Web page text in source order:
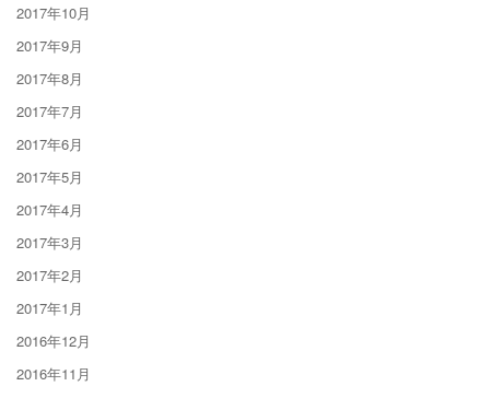
2017年10月
2017年9月
2017年8月
2017年7月
2017年6月
2017年5月
2017年4月
2017年3月
2017年2月
2017年1月
2016年12月
2016年11月